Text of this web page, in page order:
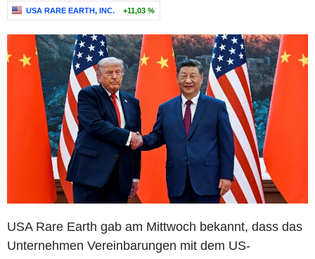
USA RARE EARTH, INC. +11,03 %
USA Rare Earth gab am Mittwoch bekannt, dass das
Unternehmen Vereinbarungen mit dem US-